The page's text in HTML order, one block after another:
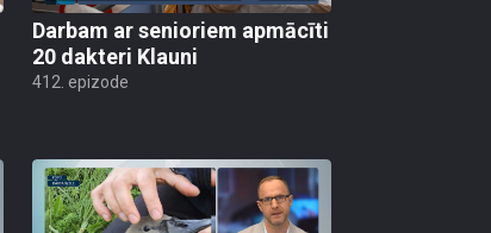
Darbam ar senioriem apmācīti
20 dakteri Klauni
412. epizode